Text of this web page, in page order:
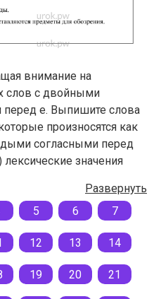
внимание на
слов с двойными
е. Выпишите слова
произносятся как
согласными перед
значения
Развернуть
5 6 7
12 13 14
19 20 21